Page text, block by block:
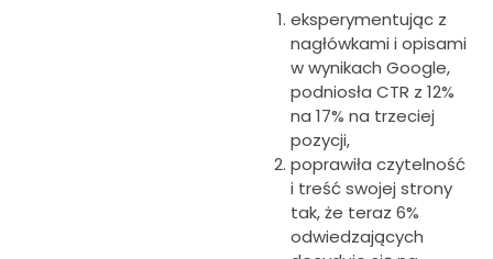
eksperymentując z
nagłówkami i opisami
w wynikach Google,
podniosła CTR z 12%
na 17% na trzeciej
pozycji,
poprawiła czytelność
i treść swojej strony
tak, że teraz 6%
odwiedzających